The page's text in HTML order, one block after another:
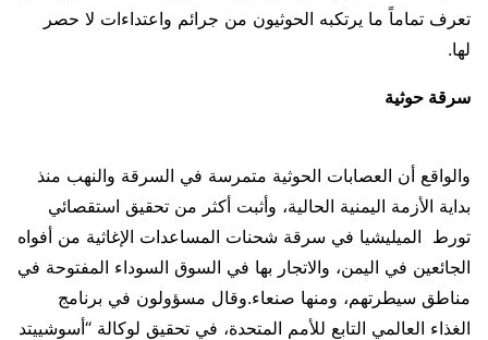
تعرف تماماً ما يرتكبه الحوثيون من جرائم واعتداءات لا حصر
لها.
سرقة حوثية
والواقع أن العصابات الحوثية متمرسة في السرقة والنهب منذ
بداية الأزمة اليمنية الحالية، وأثبت أكثر من تحقيق استقصائي
تورط الميليشيا في سرقة شحنات المساعدات الإغاثية من أفواه
الجائعين في اليمن، والاتجار بها في السوق السوداء المفتوحة في
مناطق سيطرتهم، ومنها صنعاء.وقال مسؤولون في برنامج
الغذاء العالمي التابع للأمم المتحدة، في تحقيق لوكالة “أسوشييتد